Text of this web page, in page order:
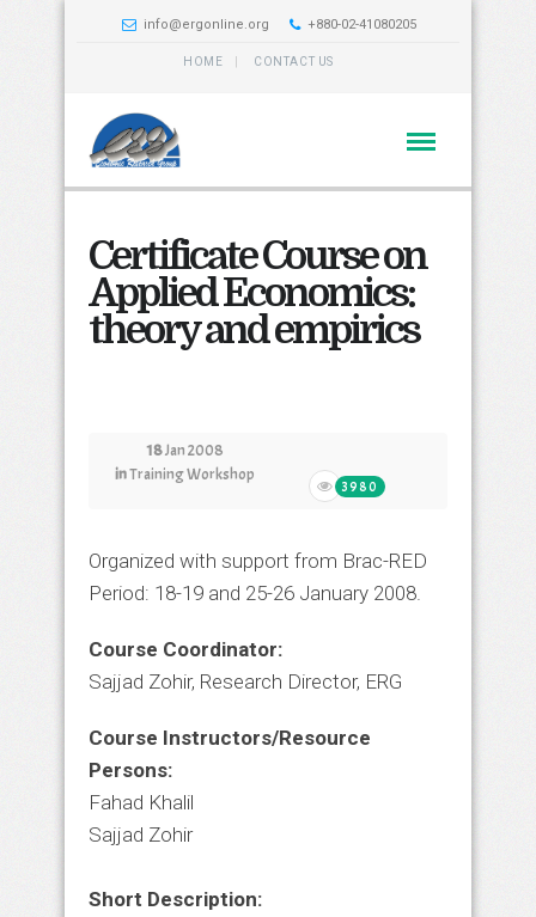
info@ergonline.org +880-02-41080205
HOME CONTACT US
Certificate Course on
Applied Economics:
theory and empirics
18Jan 2008
inTraining Workshop
3980
Organized with support from Brac-RED
Period: 18-19 and 25-26 January 2008.
Course Coordinator:
Sajjad Zohir, Research Director, ERG
Course Instructors/Resource
Persons:
Fahad Khalil
Sajjad Zohir
Short Description: